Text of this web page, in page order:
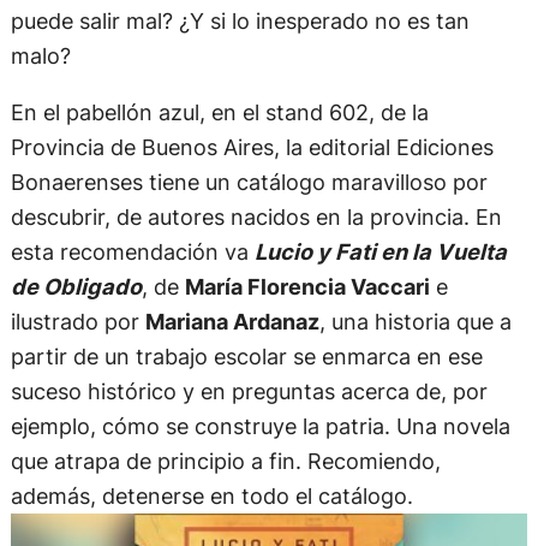
puede salir mal? ¿Y si lo inesperado no es tan
malo?
En el pabellón azul, en el stand 602, de la
Provincia de Buenos Aires, la editorial Ediciones
Bonaerenses tiene un catálogo maravilloso por
descubrir, de autores nacidos en la provincia. En
esta recomendación va Lucio y Fati en la Vuelta
de Obligado, de María Florencia Vaccari e
ilustrado por Mariana Ardanaz, una historia que a
partir de un trabajo escolar se enmarca en ese
suceso histórico y en preguntas acerca de, por
ejemplo, cómo se construye la patria. Una novela
que atrapa de principio a fin. Recomiendo,
además, detenerse en todo el catálogo.